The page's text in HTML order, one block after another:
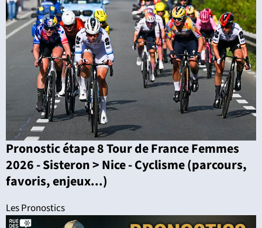
Pronostic étape 8 Tour de France Femmes
2026 - Sisteron > Nice - Cyclisme (parcours,
favoris, enjeux...)
Les Pronostics